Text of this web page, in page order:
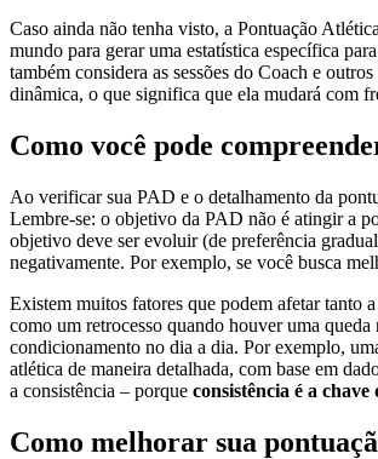
Caso ainda não tenha visto, a Pontuação
mundo para gerar uma estatística específica
também considera as sessões do Coach e
dinâmica, o que significa que ela mudará com
Como você pode
Ao verificar sua PAD e o detalhamento da
Lembre-se: o objetivo da PAD não é atingir a
objetivo deve ser evoluir (de preferência
negativamente. Por exemplo, se você busca
Existem muitos fatores que podem afetar tanto
como um retrocesso quando houver uma
condicionamento no dia a dia. Por exemplo,
atlética de maneira detalhada, com base em
a consistência – porque consistência é a chave
Como melhorar sua